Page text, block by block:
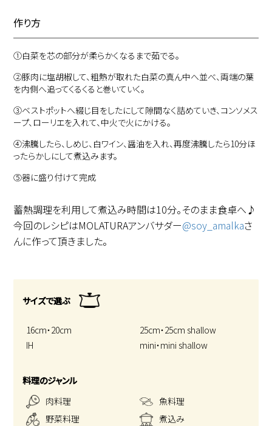
作り方
①白菜を芯の部分が柔らかくなるまで茹でる。
②豚肉に塩胡椒して、粗熱が取れた白菜の真ん中へ並べ、両端の葉
を内側へ追ってくるくると巻いていく。
③ベストポットへ綴じ目をしたにして隙間なく詰めていき、コンソメス
ープ、ローリエを入れて、中火で火にかける。
④沸騰したら、しめじ、白ワイン、醤油を入れ、再度沸騰したら10分ほ
ったらかしにして煮込みます。
⑤器に盛り付けて完成
蓄熱調理を利用して煮込み時間は10分。そのまま食卓へ♪
今回のレシピはMOLATURAアンバサダー@soy_amalkaさ
んに作って頂きました。
サイズで選ぶ
16cm・20cm
25cm・25cm shallow
IH
mini・mini shallow
料理のジャンル
肉料理
魚料理
野菜料理
煮込み